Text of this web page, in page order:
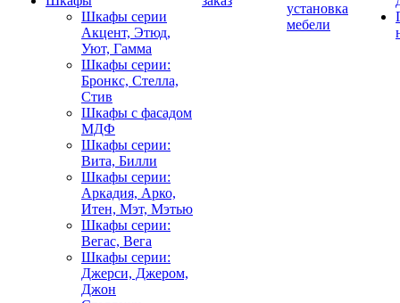
Шкафы серии
Акцент, Этюд,
Уют, Гамма
Шкафы серии:
Бронкс, Стелла,
Стив
Шкафы с фасадом
МДФ
Шкафы серии:
Вита, Билли
Шкафы серии:
Аркадия, Арко,
Итен, Мэт, Мэтью
Шкафы серии:
Вегас, Вега
Шкафы серии:
Джерси, Джером,
Джон
установка
мебели